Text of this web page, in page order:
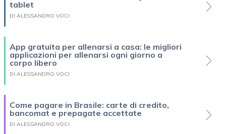
tablet
DI ALESSANDRO VOCI
App gratuita per allenarsi a casa: le migliori
applicazioni per allenarsi ogni giorno a
corpo libero
DI ALESSANDRO VOCI
Come pagare in Brasile: carte di credito,
bancomat e prepagate accettate
DI ALESSANDRO VOCI